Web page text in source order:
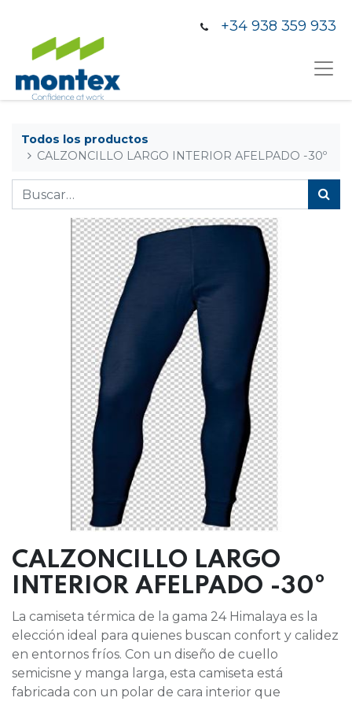
+34 938 359 933
Todos los productos
CALZONCILLO LARGO INTERIOR AFELPADO -30º
CALZONCILLO LARGO
INTERIOR AFELPADO -30º
La camiseta térmica de la gama 24 Himalaya es la
elección ideal para quienes buscan confort y calidez
en entornos fríos. Con un diseño de cuello
semicisne y manga larga, esta camiseta está
fabricada con un polar de cara interior que